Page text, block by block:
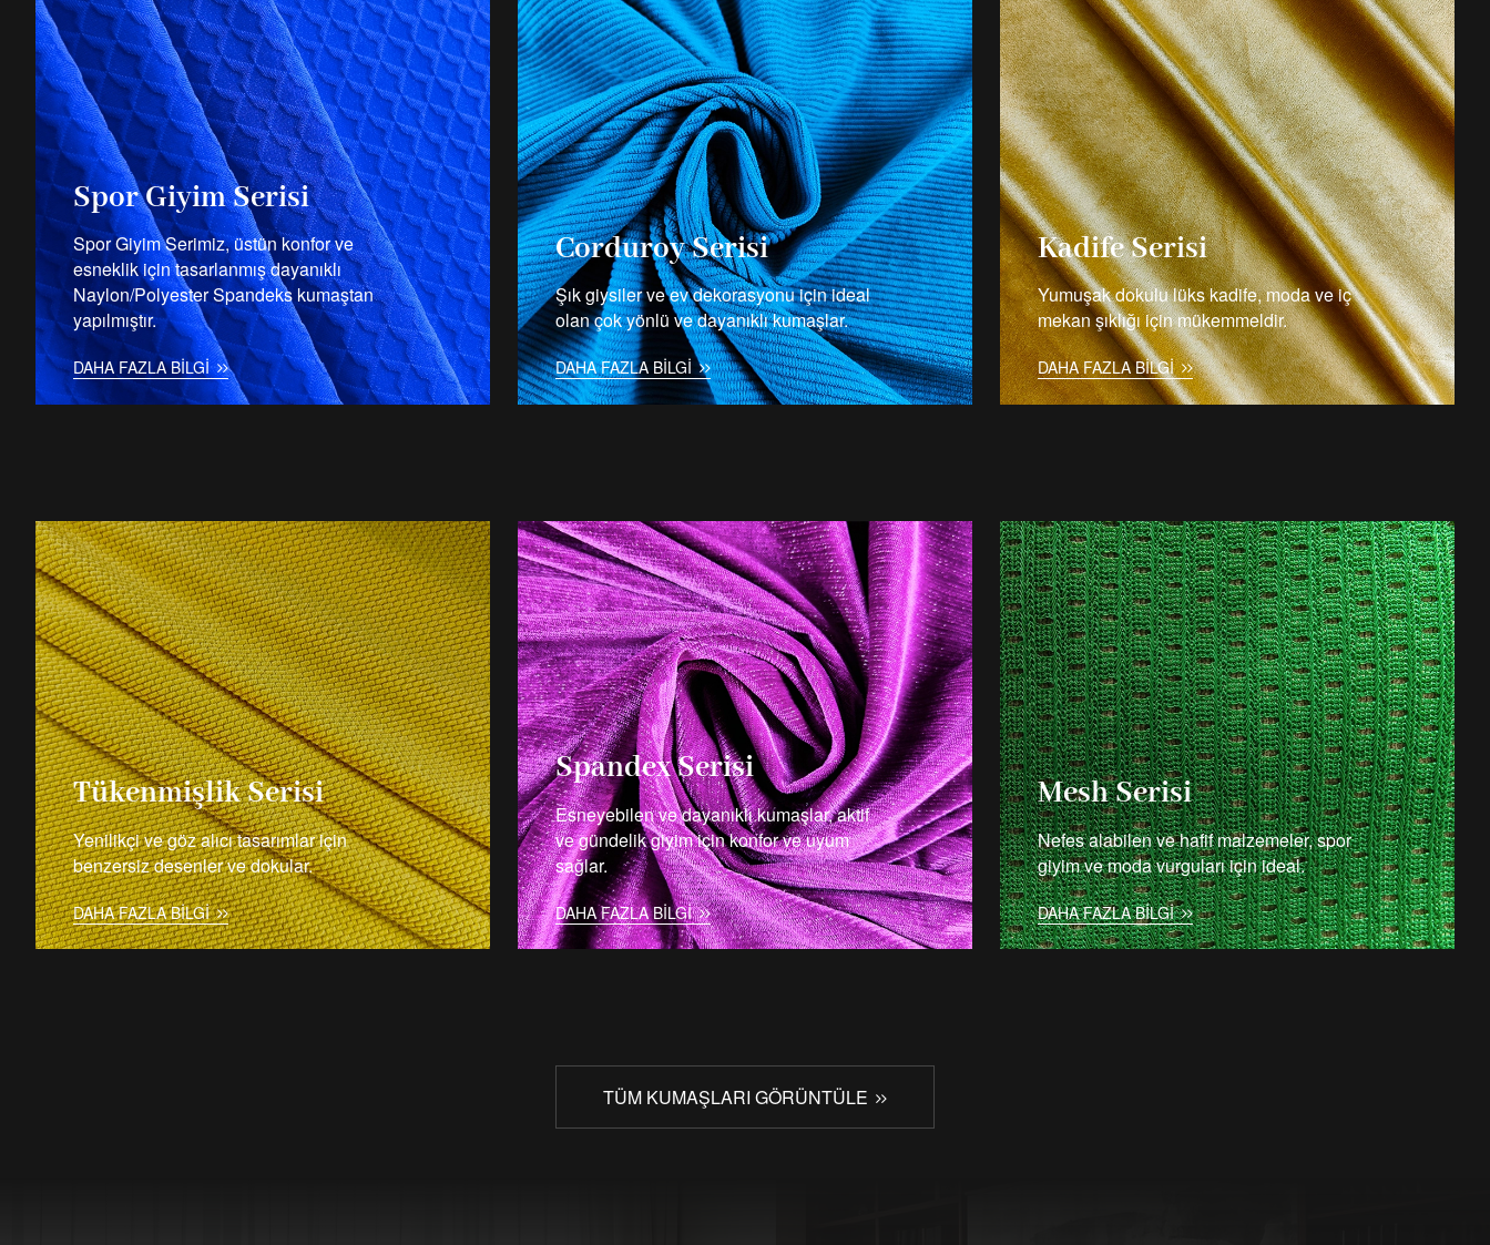
Spor Giyim Serisi
Spor Giyim Serimiz, üstün konfor ve
esneklik için tasarlanmış dayanıklı
Naylon/Polyester Spandeks kumaştan
yapılmıştır.
DAHA FAZLA BILGI
Corduroy Serisi
Şık giysiler ve ev dekorasyonu için ideal
olan çok yönlü ve dayanıklı kumaşlar.
DAHA FAZLA BILGI
Kadife Serisi
Yumuşak dokulu lüks kadife, moda ve iç
mekan şıklığı için mükemmeldir.
DAHA FAZLA BILGI
Tükenmişlik Serisi
Yenilikçi ve göz alıcı tasarımlar için
benzersiz desenler ve dokular.
DAHA FAZLA BILGI
Spandex Serisi
Esneyebilen ve dayanıklı kumaşlar, aktif
ve gündelik giyim için konfor ve uyum
sağlar.
DAHA FAZLA BILGI
Mesh Serisi
Nefes alabilen ve hafif malzemeler, spor
giyim ve moda vurguları için ideal.
DAHA FAZLA BILGI
TÜM KUMAŞLARI GÖRÜNTÜLE